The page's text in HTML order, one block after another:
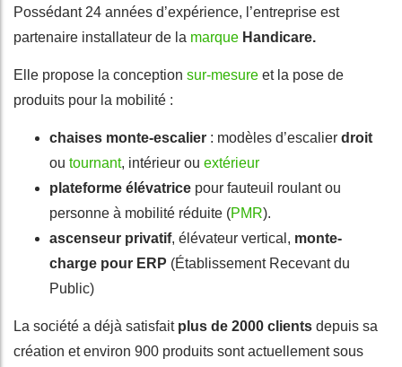
Possédant 24 années d’expérience, l’entreprise est
partenaire installateur de la marque Handicare.
Elle propose la conception sur-mesure et la pose de
produits pour la mobilité :
chaises monte-escalier : modèles d’escalier droit
ou tournant, intérieur ou extérieur
plateforme élévatrice pour fauteuil roulant ou
personne à mobilité réduite (PMR).
ascenseur privatif, élévateur vertical, monte-
charge pour ERP (Établissement Recevant du
Public)
La société a déjà satisfait plus de 2000 clients depuis sa
création et environ 900 produits sont actuellement sous